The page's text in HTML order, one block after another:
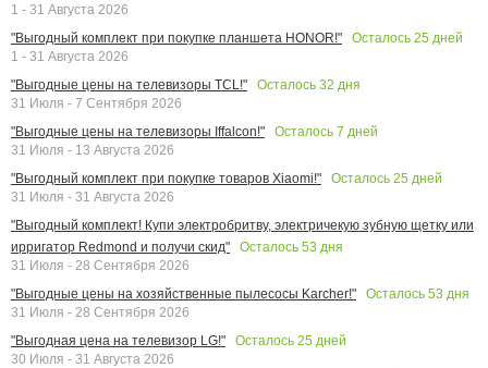
1 - 31 Августа 2026
"Выгодный комплект при покупке планшета HONOR!"
Осталось 25 дней
1 - 31 Августа 2026
"Выгодные цены на телевизоры TCL!"
Осталось 32 дня
31 Июля - 7 Сентября 2026
"Выгодные цены на телевизоры Iffalcon!"
Осталось 7 дней
31 Июля - 13 Августа 2026
"Выгодный комплект при покупке товаров Xiaomi!"
Осталось 25 дней
31 Июля - 31 Августа 2026
"Выгодный комплект! Купи электробритву, электричекую зубную щетку или
ирригатор Redmond и получи скид"
Осталось 53 дня
31 Июля - 28 Сентября 2026
"Выгодные цены на хозяйственные пылесосы Karcher!"
Осталось 53 дня
31 Июля - 28 Сентября 2026
"Выгодная цена на телевизор LG!"
Осталось 25 дней
30 Июля - 31 Августа 2026